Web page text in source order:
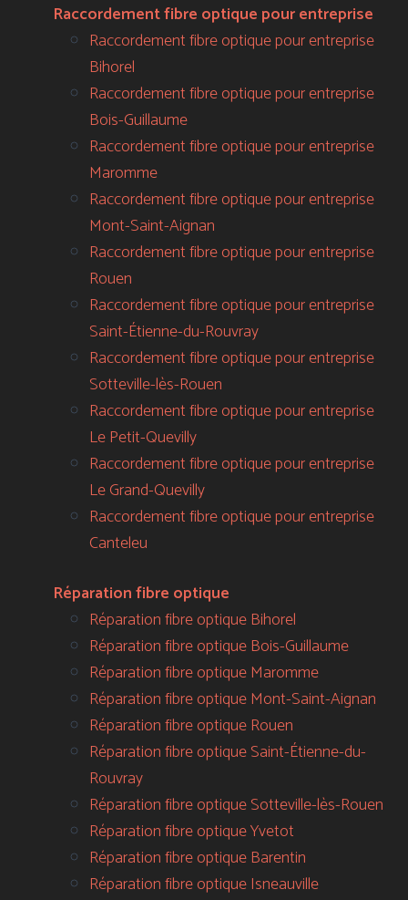
Raccordement fibre optique pour entreprise
Raccordement fibre optique pour entreprise
Bihorel
Raccordement fibre optique pour entreprise
Bois-Guillaume
Raccordement fibre optique pour entreprise
Maromme
Raccordement fibre optique pour entreprise
Mont-Saint-Aignan
Raccordement fibre optique pour entreprise
Rouen
Raccordement fibre optique pour entreprise
Saint-Étienne-du-Rouvray
Raccordement fibre optique pour entreprise
Sotteville-lès-Rouen
Raccordement fibre optique pour entreprise
Le Petit-Quevilly
Raccordement fibre optique pour entreprise
Le Grand-Quevilly
Raccordement fibre optique pour entreprise
Canteleu
Réparation fibre optique
Réparation fibre optique Bihorel
Réparation fibre optique Bois-Guillaume
Réparation fibre optique Maromme
Réparation fibre optique Mont-Saint-Aignan
Réparation fibre optique Rouen
Réparation fibre optique Saint-Étienne-du-
Rouvray
Réparation fibre optique Sotteville-lès-Rouen
Réparation fibre optique Yvetot
Réparation fibre optique Barentin
Réparation fibre optique Isneauville